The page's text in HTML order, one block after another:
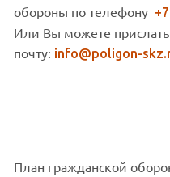
обороны по телефону
Или Вы можете
почту: info@poligon-
План гражданской